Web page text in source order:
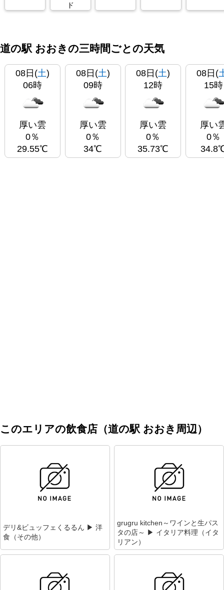
ド
道の駅 おおきの三時間ごとの天気
08日(土)
06時
厚い雲
0％
29.55℃
08日(土)
09時
厚い雲
0％
34℃
08日(土)
12時
厚い雲
0％
35.73℃
08日(
15時
厚い
0％
このエリアの飲食店（道の駅 おおき周辺）
デリ&ビュッフェくるるん ▶ 洋
食（その他）
grugru kitchen～ワインと生パス
タの店～ ▶ イタリア料理（イタ
リアン）